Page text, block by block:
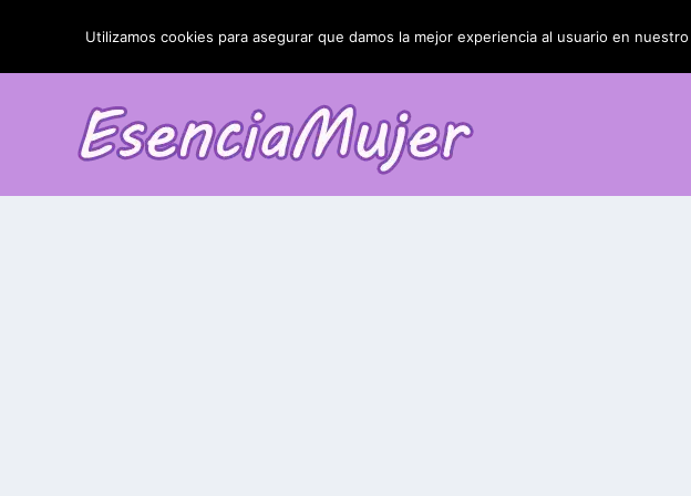
TENDENCIAS: La blefaroplastia y sus resultados
Utilizamos cookies para asegurar que damos la mejor experiencia al usuario en